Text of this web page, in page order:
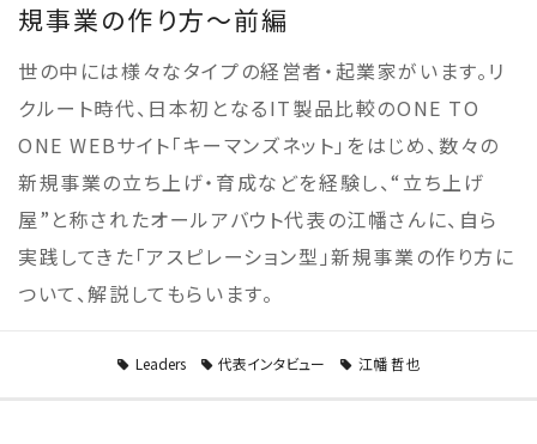
規事業の作り方～前編
世の中には様々なタイプの経営者・起業家がいます。リ
クルート時代、日本初となるIT製品比較のONE TO
ONE WEBサイト「キーマンズネット」をはじめ、数々の
新規事業の立ち上げ・育成などを経験し、“立ち上げ
屋”と称されたオールアバウト代表の江幡さんに、自ら
実践してきた「アスピレーション型」新規事業の作り方に
ついて、解説してもらいます。
Leaders 代表インタビュー 江幡 哲也